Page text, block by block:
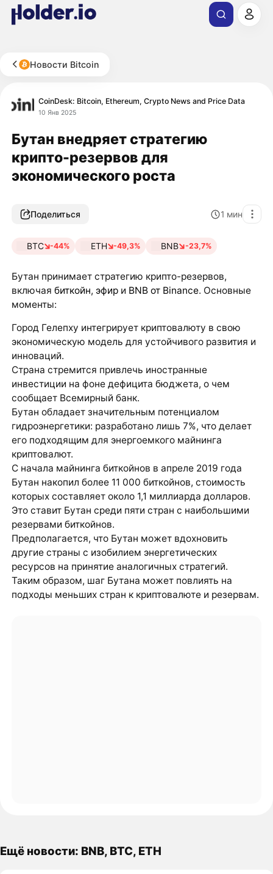
Новости Bitcoin
CoinDesk: Bitcoin, Ethereum, Crypto News and Price Data
10 Янв 2025
Бутан внедряет стратегию
крипто-резервов для
экономического роста
Поделиться 1 мин
BTC -44% ETH -49,3% BNB -23,7%
Бутан принимает стратегию крипто-резервов,
включая биткойн, эфири BNB от Binance. Основные
моменты:
Город Гелепху интегрирует криптовалюту в свою
экономическую модель для устойчивого развития и
инноваций.
Страна стремится привлечь иностранные
инвестиции на фоне дефицита бюджета, о чем
сообщает Всемирный банк.
Бутан обладает значительным потенциалом
гидроэнергетики: разработано лишь 7%, что делает
его подходящим для энергоемкого майнинга
криптовалют.
С начала майнинга биткойнов в апреле 2019 года
Бутан накопил более 11 000 биткойнов, стоимость
которых составляет около 1,1 миллиарда долларов.
Это ставит Бутан среди пяти стран с наибольшими
резервами биткойнов.
Предполагается, что Бутан может вдохновить
другие страны с изобилием энергетических
ресурсов на принятие аналогичных стратегий.
Таким образом, шаг Бутана может повлиять на
подходы меньших стран к криптовалюте и резервам.
Ещё новости: BNB, BTC, ETH